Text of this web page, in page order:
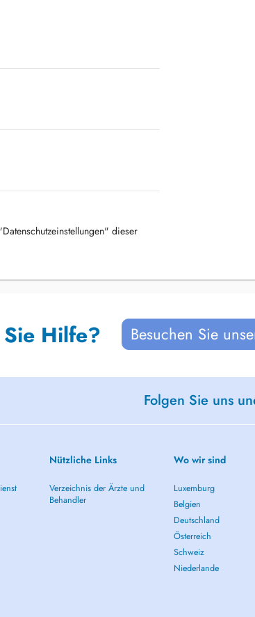
dieser
Hilfe? Besuchen Sie
Folgen Sie uns
Nützliche Links
Verzeichnis der Ärzte und
Behandler
Wo wir sind
Luxemburg
Belgien
Deutschland
Österreich
Schweiz
Niederlande